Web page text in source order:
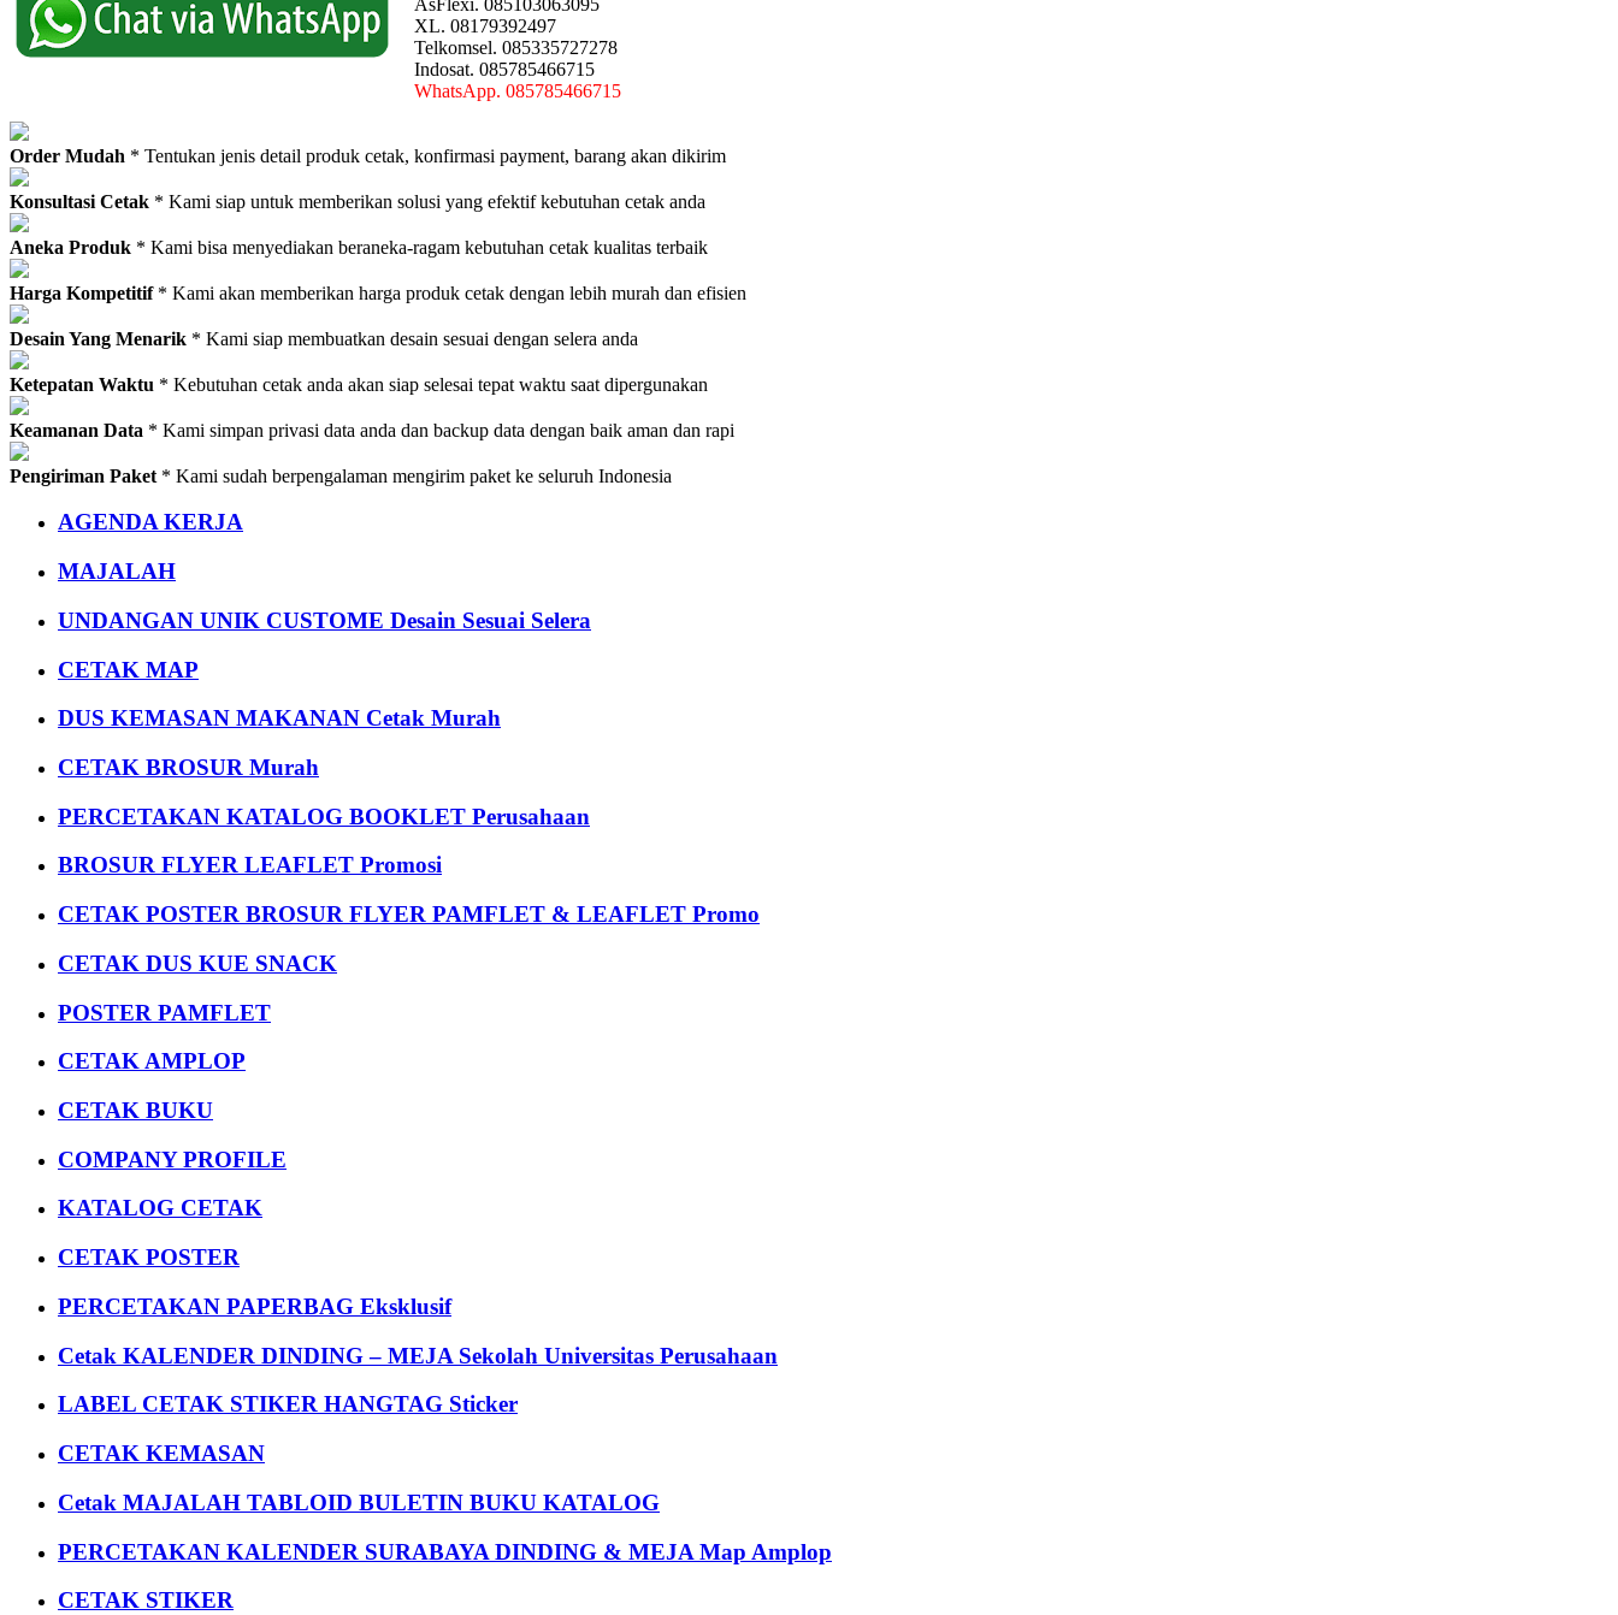
XL. 08179392497
Telkomsel. 085335727278
Indosat. 085785466715
WhatsApp. 085785466715
Order Mudah * Tentukan jenis detail produk cetak, konfirmasi payment, barang akan dikirim
Konsultasi Cetak * Kami siap untuk memberikan solusi yang efektif kebutuhan cetak anda
Aneka Produk * Kami bisa menyediakan beraneka-ragam kebutuhan cetak kualitas terbaik
Harga Kompetitif* Kami akan memberikan harga produk cetak dengan lebih murah dan efisien
Desain Yang Menarik * Kami siap membuatkan desain sesuai dengan selera anda
Ketepatan Waktu * Kebutuhan cetak anda akan siap selesai tepat waktu saat dipergunakan
Keamanan Data * Kami simpan privasi data anda dan backup data dengan baik aman dan rapi
Pengiriman Paket * Kami sudah berpengalaman mengirim paket ke seluruh Indonesia
AGENDA KERJA
MAJALAH
UNDANGAN UNIK CUSTOME Desain Sesuai Selera
CETAK MAP
DUS KEMASAN MAKANAN Cetak Murah
CETAK BROSUR Murah
PERCETAKAN KATALOG BOOKLET Perusahaan
BROSUR FLYER LEAFLET Promosi
CETAK POSTER BROSUR FLYER PAMFLET & LEAFLET Promo
CETAK DUS KUE SNACK
POSTER PAMFLET
CETAK AMPLOP
CETAK BUKU
COMPANY PROFILE
KATALOG CETAK
CETAK POSTER
PERCETAKAN PAPERBAG Eksklusif
Cetak KALENDER DINDING – MEJA Sekolah Universitas Perusahaan
LABEL CETAK STIKER HANGTAG Sticker
CETAK KEMASAN
Cetak MAJALAH TABLOID BULETIN BUKU KATALOG
PERCETAKAN KALENDER SURABAYA DINDING & MEJA Map Amplop
CETAK STIKER